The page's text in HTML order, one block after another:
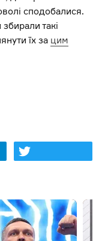
сподобалися.
такі
їх за цим